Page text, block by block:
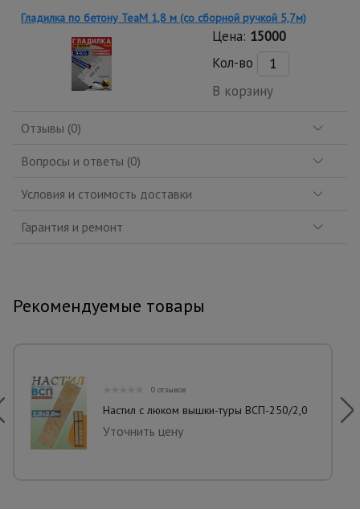
Гладилка по бетону TeaM 1,8 м (со сборной ручкой 5,7м)
Цена: 15000
Кол-во
В корзину
Отзывы (0)
Вопросы и ответы (0)
Условия и стоимость доставки
Гарантия и ремонт
Рекомендуемые товары
0 отзывов
Настил с люком вышки-туры ВСП-250/2,0
Уточнить цену